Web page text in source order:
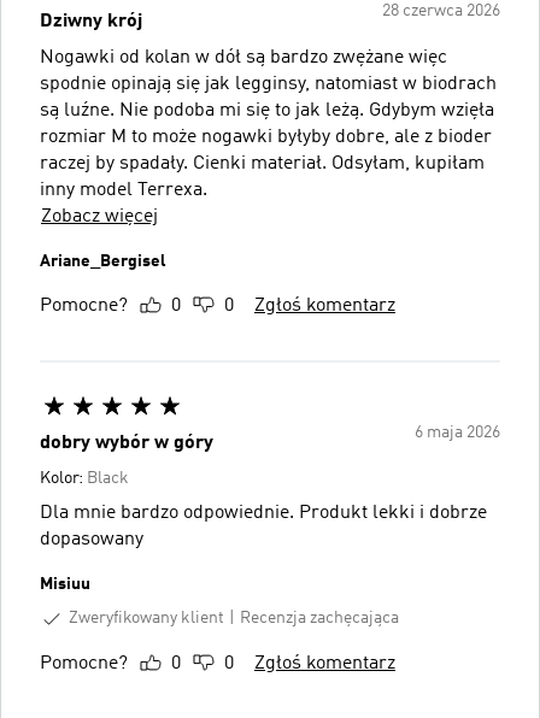
28 czerwca 2026
Dziwny krój
Nogawki od kolan w dół są bardzo zwężane więc
spodnie opinają się jak legginsy, natomiast w biodrach
są luźne. Nie podoba mi się to jak leżą. Gdybym wzięła
rozmiar M to może nogawki byłyby dobre, ale z bioder
raczej by spadały. Cienki materiał. Odsyłam, kupiłam
inny model Terrexa.
Zobacz więcej
Ariane_Bergisel
Pomocne? 0 0 Zgłoś komentarz
6 maja 2026
dobry wybór w góry
Kolor: Black
Dla mnie bardzo odpowiednie. Produkt lekki i dobrze
dopasowany
Misiuu
Zweryfikowany klient
Recenzja zachęcająca
Pomocne? 0 0 Zgłoś komentarz